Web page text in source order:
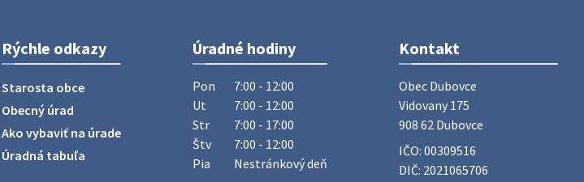
Oznámenie o uložení zásielky -
Juraj Sloboda
Na úradnej tabuli je nová výveska.
https://dubovce.sk?p=16556
28. júla 2026 10:49
Rýchle odkazy
Starosta obce
Obecný úrad
Ako vybaviť na úrade
Úradná tabuľa
Úradné hodiny
Pon
7:00 - 12:00
Ut
7:00 - 12:00
Str
7:00 - 17:00
Štv
7:00 - 12:00
Pia
Nestránkový deň
Kontakt
Obec Dubovce
Vidovany 175
908 62 Dubovce
IČO: 00309516
DIČ: 2021065706